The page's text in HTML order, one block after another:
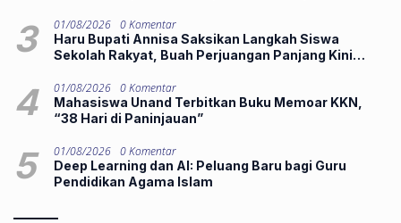
3 01/08/2026 0 Komentar
Haru Bupati Annisa Saksikan Langkah Siswa
Sekolah Rakyat, Buah Perjuangan Panjang Kini
4 01/08/2026 0 Komentar
Mahasiswa Unand Terbitkan Buku Memoar KKN,
“38 Hari di Paninjauan”
5 01/08/2026 0 Komentar
Deep Learning dan AI: Peluang Baru bagi Guru
Pendidikan Agama Islam